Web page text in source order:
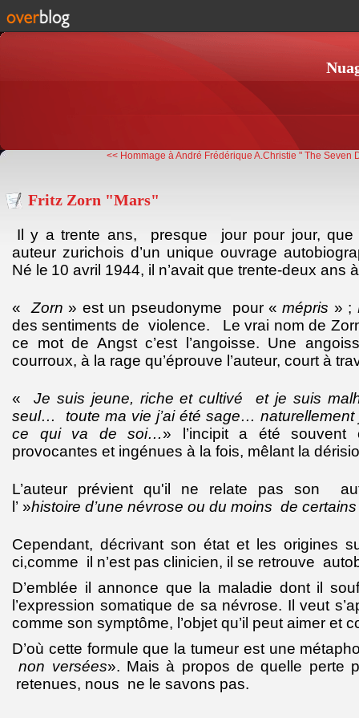
<< Hommage à André Frédérique A.Christie " The Seven
Fritz Zorn "Mars"
Il y a trente ans, presque jour pour jour, que
auteur zurichois d’un unique ouvrage
Né le 10 avril 1944, il n’avait que trente-deux ans
« Zorn » est un pseudonyme pour «mépris » ;
des sentiments de violence. Le vrai nom de
ce mot de Angst c’est l’angoisse. Une
courroux, à la rage qu’éprouve l’auteur, court à
« Je suis jeune, riche et cultivé et je suis
seul… toute ma vie j’ai été sage… naturellement
ce qui va de soi…» l’incipit a été souvent
provocantes et ingénues à la fois, mêlant la
L’auteur prévient qu'il ne relate pas son
l’ »histoire d’une névrose ou du moins de
Cependant, décrivant son état et les origines
ci,comme il n’est pas clinicien, il se retrouve
D’emblée il annonce que la maladie dont il
l’expression somatique de sa névrose. Il veut
comme son symptôme, l’objet qu’il peut aimer et
D’où cette formule que la tumeur est une
non versées». Mais à propos de quelle perte
retenues, nous ne le savons pas.